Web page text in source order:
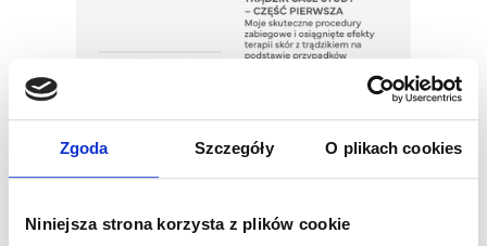
Zgoda Szczegóły O plikach cookies
Niniejsza strona korzysta z plików cookie
https://www.lvy.com.pl/service-
page/tr%C4%85dzik-case-study-
referral=service_list_widget